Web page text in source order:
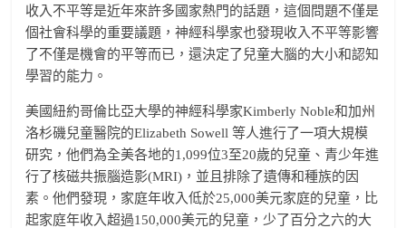
收入不平等是近年來許多國家熱門的話題，這個問題不僅是
個社會科學的重要議題，神經科學家也發現收入不平等影響
了不僅是機會的平等而已，還決定了兒童大腦的大小和認知
學習的能力。
美國紐約哥倫比亞大學的神經科學家Kimberly Noble和加州
洛杉磯兒童醫院的Elizabeth Sowell 等人進行了一項大規模
研究，他們為全美各地的1,099位3至20歲的兒童、青少年進
行了核磁共振腦造影(MRI)，並且排除了遺傳和種族的因
素。他們發現，家庭年收入低於25,000美元家庭的兒童，比
起家庭年收入超過150,000美元的兒童，少了百分之六的大